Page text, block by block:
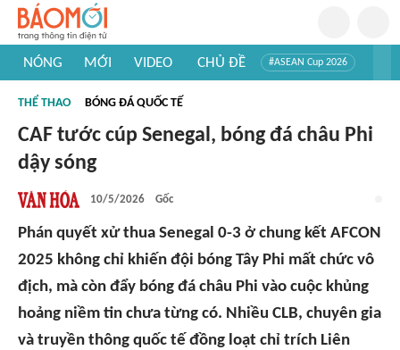
NÓNG MỚI VIDEO CHỦ ĐỀ #ASEAN Cup 2026
#Khám phá thế giới
THỂ THAO BÓNG ĐÁ QUỐC TẾ
CAF tước cúp Senegal, bóng đá châu Phi
dậy sóng
10/5/2026 Gốc
Phán quyết xử thua Senegal 0-3 ở chung kết AFCON
2025 không chỉ khiến đội bóng Tây Phi mất chức vô
địch, mà còn đẩy bóng đá châu Phi vào cuộc khủng
hoảng niềm tin chưa từng có. Nhiều CLB, chuyên gia
và truyền thông quốc tế đồng loạt chỉ trích Liên